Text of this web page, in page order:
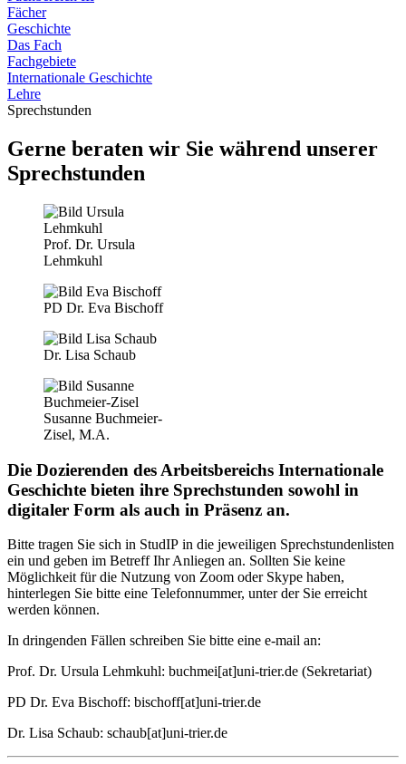
Fächer
Geschichte
Das Fach
Fachgebiete
Internationale Geschichte
Lehre
Sprechstunden
Gerne beraten wir Sie während unserer
Sprechstunden
Prof. Dr. Ursula
Lehmkuhl
PD Dr. Eva Bischoff
Dr. Lisa Schaub
Susanne Buchmeier-
Zisel, M.A.
Die Dozierenden des Arbeitsbereichs Internationale
Geschichte bieten ihre Sprechstunden sowohl in
digitaler Form als auch in Präsenz an.
Bitte tragen Sie sich in StudIP in die jeweiligen Sprechstundenlisten
ein und geben im Betreff Ihr Anliegen an. Sollten Sie keine
Möglichkeit für die Nutzung von Zoom oder Skype haben,
hinterlegen Sie bitte eine Telefonnummer, unter der Sie erreicht
werden können.
In dringenden Fällen schreiben Sie bitte eine e-mail an:
Prof. Dr. Ursula Lehmkuhl: buchmei[at]uni-trier.de (Sekretariat)
PD Dr. Eva Bischoff: bischoff[at]uni-trier.de
Dr. Lisa Schaub: schaub[at]uni-trier.de